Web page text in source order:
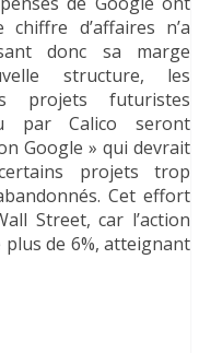
d’affaires n’a
donc sa marge
structure, les
projets futuristes
par Calico seront
Google » qui devrait
projets trop
Cet effort
Street, car l’action
de 6%, atteignant